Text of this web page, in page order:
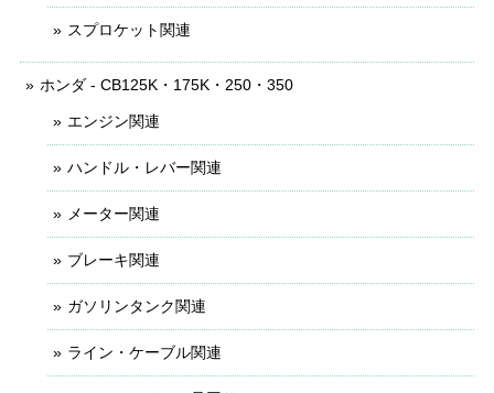
スプロケット関連
ホンダ - CB125K・175K・250・350
エンジン関連
ハンドル・レバー関連
メーター関連
ブレーキ関連
ガソリンタンク関連
ライン・ケーブル関連